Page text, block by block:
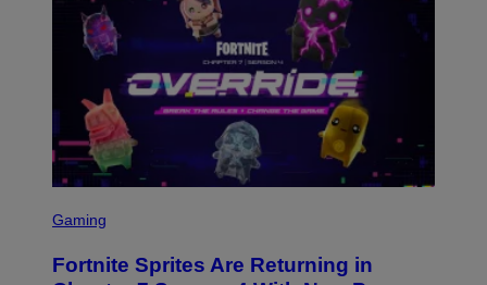
C
E
Gaming
Fortnite Sprites Are Returning in